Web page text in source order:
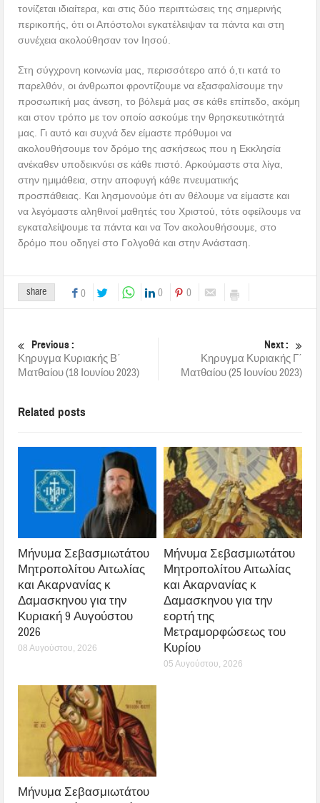
τονίζεται ιδιαίτερα, και στις δύο περιπτώσεις της σημερινής
περικοπής, ότι οι Απόστολοι εγκατέλειψαν τα πάντα και στη
συνέχεια ακολούθησαν τον Ιησού.
Στη σύγχρονη κοινωνία μας, περισσότερο από ό,τι κατά το
παρελθόν, οι άνθρωποι φροντίζουμε να εξασφαλίσουμε την
προσωπική μας άνεση, το βόλεμά μας σε κάθε επίπεδο, ακόμη
και στον τρόπο με τον οποίο ασκούμε την θρησκευτικότητά
μας. Γι αυτό και συχνά δεν είμαστε πρόθυμοι να
ακολουθήσουμε τον δρόμο της ασκήσεως που η Εκκλησία
ανέκαθεν υποδεικνύει σε κάθε πιστό. Αρκούμαστε στα λίγα,
στην ημιμάθεια, στην αποφυγή κάθε πνευματικής
προσπάθειας. Και λησμονούμε ότι αν θέλουμε να είμαστε και
να λεγόμαστε αληθινοί μαθητές του Χριστού, τότε οφείλουμε να
εγκαταλείψουμε τα πάντα και να Τον ακολουθήσουμε, στο
δρόμο που οδηγεί στο Γολγοθά και στην Ανάσταση.
share 0 0 0
Previous :
Κηρυγμα Κυριακής Β΄
Ματθαίου (18 Ιουνίου 2023)
Next :
Κηρυγμα Κυριακής Γ΄
Ματθαίου (25 Ιουνίου 2023)
Related posts
Μήνυμα Σεβασμιωτάτου
Μητροπολίτου Αιτωλίας
και Ακαρνανίας κ
Δαμασκηνου για την
Κυριακή 9 Αυγούστου
2026
08 Αυγούστου, 2026
Μήνυμα Σεβασμιωτάτου
Μητροπολίτου Αιτωλίας
και Ακαρνανίας κ
Δαμασκηνου για την
εορτή της
Μετραμορφώσεως του
Κυρίου
05 Αυγούστου, 2026
Μήνυμα Σεβασμιωτάτου